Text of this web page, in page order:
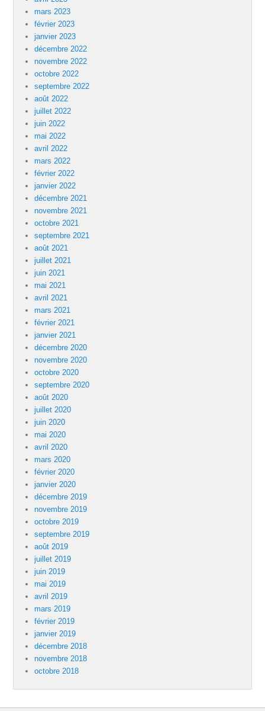
mars 2023
février 2023
janvier 2023
décembre 2022
novembre 2022
octobre 2022
septembre 2022
août 2022
juillet 2022
juin 2022
mai 2022
avril 2022
mars 2022
février 2022
janvier 2022
décembre 2021
novembre 2021
octobre 2021
septembre 2021
août 2021
juillet 2021
juin 2021
mai 2021
avril 2021
mars 2021
février 2021
janvier 2021
décembre 2020
novembre 2020
octobre 2020
septembre 2020
août 2020
juillet 2020
juin 2020
mai 2020
avril 2020
mars 2020
février 2020
janvier 2020
décembre 2019
novembre 2019
octobre 2019
septembre 2019
août 2019
juillet 2019
juin 2019
mai 2019
avril 2019
mars 2019
février 2019
janvier 2019
décembre 2018
novembre 2018
octobre 2018